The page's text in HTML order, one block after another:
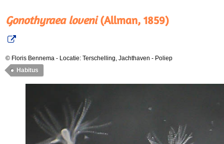
Gonothyraea loveni(Allman, 1859)
© Floris Bennema - Locatie: Terschelling, Jachthaven - Poliep
Habitus